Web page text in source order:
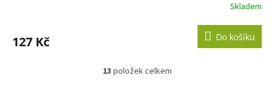
Skladem
127 Kč Do košíku
O
13 položek celkem